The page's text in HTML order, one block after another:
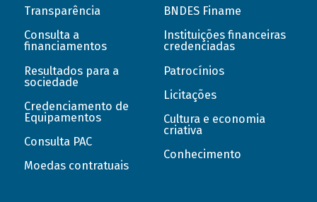
Transparência
Consulta a
financiamentos
Resultados para a
sociedade
Credenciamento de
Equipamentos
Consulta PAC
Moedas contratuais
BNDES Finame
Instituições financeiras
credenciadas
Patrocínios
Licitações
Cultura e economia
criativa
Conhecimento